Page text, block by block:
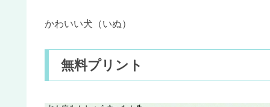
かわいい犬（いぬ）
無料プリント